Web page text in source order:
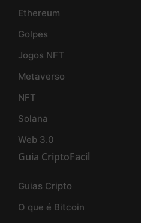
Ethereum
Golpes
Jogos NFT
Metaverso
NFT
Solana
Web 3.0
Guia CriptoFacil
Guias Cripto
O que é Bitcoin